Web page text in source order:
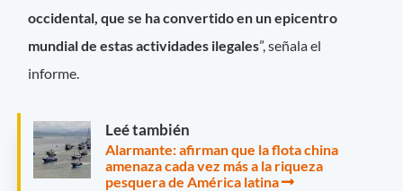
occidental, que se ha convertido en un epicentro
mundial de estas actividades ilegales”, señala el
informe.
Leé también
Alarmante: afirman que la flota china
amenaza cada vez más a la riqueza
pesquera de América latina